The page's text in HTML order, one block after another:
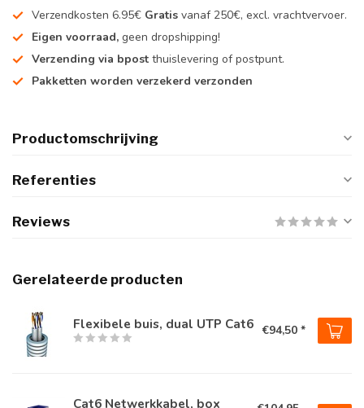
Verzendkosten 6.95€ Gratis vanaf 250€, excl. vrachtvervoer.
Eigen voorraad, geen dropshipping!
Verzending via bpost thuislevering of postpunt.
Pakketten worden verzekerd verzonden
Productomschrijving
Referenties
Reviews
Gerelateerde producten
Flexibele buis, dual UTP Cat6 €94,50 *
Cat6 Netwerkkabel, box